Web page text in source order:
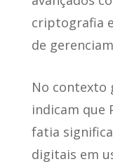
criptografia
de
No contexto
indicam que
fatia
digitais em